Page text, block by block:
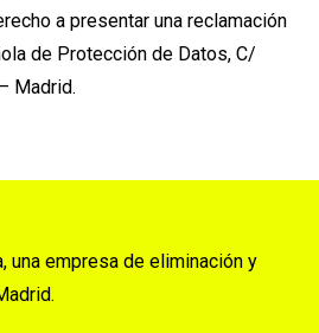
a presentar una reclamación
de Protección de Datos, C/
Madrid.
una empresa de eliminación y